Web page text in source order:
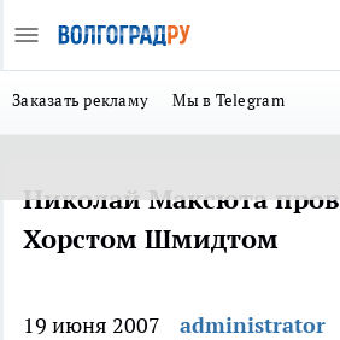
Заказать рекламу Мы в Telegram
Николай Максюта
Хорстом Шмидтом
19 июня 2007
administrator